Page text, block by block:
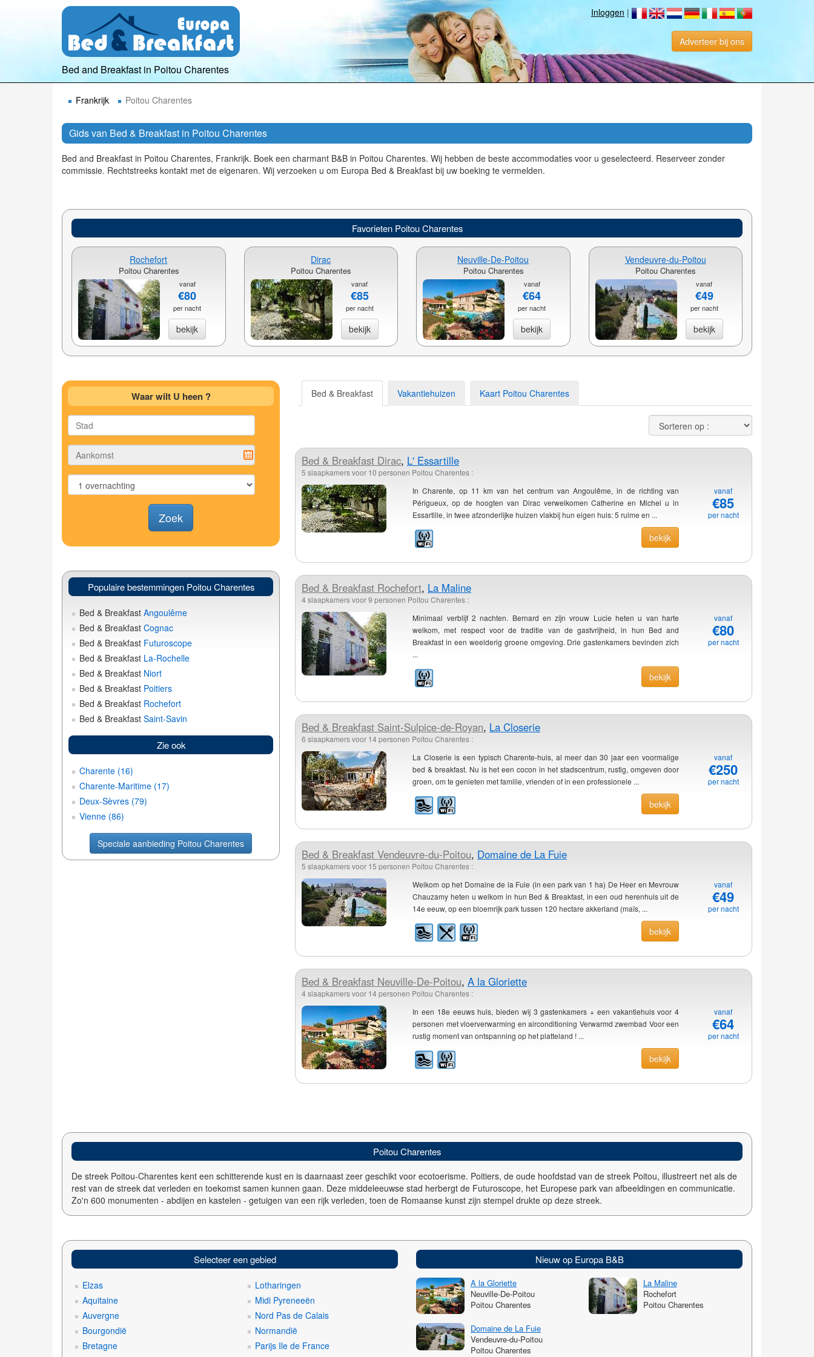
Inloggen |
Adverteer bij ons
Bed and Breakfast in Poitou Charentes
Frankrijk Poitou Charentes
Gids van Bed & Breakfast in Poitou Charentes
Bed and Breakfast in Poitou Charentes, Frankrijk. Boek een charmant B&B in Poitou Charentes. Wij hebben de beste accommodaties voor u geselecteerd. Reserveer zonder
commissie. Rechtstreeks kontakt met de eigenaren. Wij verzoeken u om Europa Bed & Breakfast bij uw boeking te vermelden.
Favorieten Poitou Charentes
Rochefort
Poitou Charentes
vanaf
€80
per nacht
bekijk
Dirac
Poitou Charentes
vanaf
€85
per nacht
bekijk
Neuville-De-Poitou
Poitou Charentes
vanaf
€64
per nacht
bekijk
Vendeuvre-du-Poitou
Poitou Charentes
vanaf
€49
per nacht
bekijk
Waar wilt U heen ?
Zoek
Populaire bestemmingen Poitou Charentes
Bed & Breakfast Angoulême
Bed & Breakfast Cognac
Bed & Breakfast Futuroscope
Bed & Breakfast La-Rochelle
Bed & Breakfast Niort
Bed & Breakfast Poitiers
Bed & Breakfast Rochefort
Bed & Breakfast Saint-Savin
Zie ook
Charente (16)
Charente-Maritime (17)
Deux-Sèvres (79)
Vienne (86)
Speciale aanbieding Poitou Charentes
Bed & Breakfast Vakantiehuizen Kaart Poitou Charentes
Bed & Breakfast Dirac, L' Essartille
5 slaapkamers voor 10 personen Poitou Charentes :
In Charente, op 11 km van het centrum van Angoulême, in de richting van
Périgueux, op de hoogten van Dirac verwelkomen Catherine en Michel u in
Essartille, in twee afzonderlijke huizen vlakbij hun eigen huis: 5 ruime en ...
bekijk
vanaf
€85
per nacht
Bed & Breakfast Rochefort, La Maline
4 slaapkamers voor 9 personen Poitou Charentes :
Minimaal verblijf 2 nachten. Bernard en zijn vrouw Lucie heten u van harte
welkom, met respect voor de traditie van de gastvrijheid, in hun Bed and
Breakfast in een weelderig groene omgeving. Drie gastenkamers bevinden zich
...
bekijk
vanaf
€80
per nacht
Bed & Breakfast Saint-Sulpice-de-Royan, La Closerie
6 slaapkamers voor 14 personen Poitou Charentes :
La Closerie is een typisch Charente-huis, al meer dan 30 jaar een voormalige
bed & breakfast. Nu is het een cocon in het stadscentrum, rustig, omgeven door
groen, om te genieten met familie, vrienden of in een professionele ...
bekijk
vanaf
€250
per nacht
Bed & Breakfast Vendeuvre-du-Poitou, Domaine de La Fuie
5 slaapkamers voor 15 personen Poitou Charentes :
Welkom op het Domaine de la Fuie (in een park van 1 ha) De Heer en Mevrouw
Chauzamy heten u welkom in hun Bed & Breakfast, in een oud herenhuis uit de
14e eeuw, op een bloemrijk park tussen 120 hectare akkerland (maïs, ...
bekijk
vanaf
€49
per nacht
Bed & Breakfast Neuville-De-Poitou, A la Gloriette
4 slaapkamers voor 14 personen Poitou Charentes :
In een 18e eeuws huis, bieden wij 3 gastenkamers + een vakantiehuis voor 4
personen met vloerverwarming en airconditioning Verwarmd zwembad Voor een
rustig moment van ontspanning op het platteland ! ...
bekijk
vanaf
€64
per nacht
Poitou Charentes
De streek Poitou-Charentes kent een schitterende kust en is daarnaast zeer geschikt voor ecotoerisme. Poitiers, de oude hoofdstad van de streek Poitou, illustreert net als de
rest van de streek dat verleden en toekomst samen kunnen gaan. Deze middeleeuwse stad herbergt de Futuroscope, het Europese park van afbeeldingen en communicatie.
Zo'n 600 monumenten - abdijen en kastelen - getuigen van een rijk verleden, toen de Romaanse kunst zijn stempel drukte op deze streek.
Selecteer een gebied
Elzas
Aquitaine
Auvergne
Bourgondië
Bretagne
Lotharingen
Midi Pyreneeën
Nord Pas de Calais
Normandië
Parijs Ile de France
Nieuw op Europa B&B
A la Gloriette
Neuville-De-Poitou
Poitou Charentes
Domaine de La Fuie
Vendeuvre-du-Poitou
Poitou Charentes
La Maline
Rochefort
Poitou Charentes